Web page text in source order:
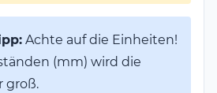
Achte auf die Einheiten!
(mm) wird die
groß.